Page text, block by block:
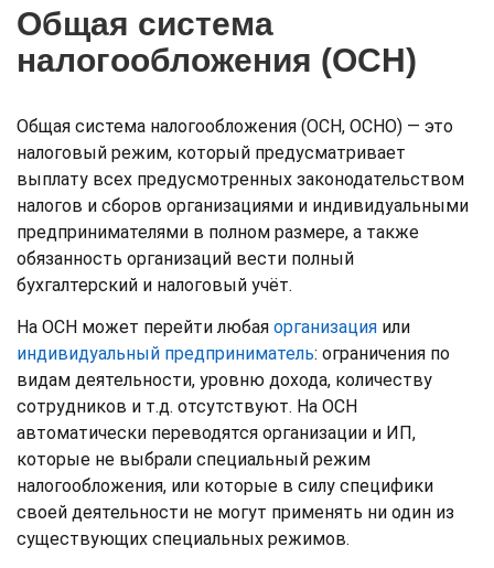
Общая система
налогообложения (ОСН)
Общая система налогообложения (ОСН, ОСНО) — это
налоговый режим, который предусматривает
выплату всех предусмотренных законодательством
налогов и сборов организациями и индивидуальными
предпринимателями в полном размере, а также
обязанность организаций вести полный
бухгалтерский и налоговый учёт.
На ОСН может перейти любая организация или
индивидуальный предприниматель: ограничения по
видам деятельности, уровню дохода, количеству
сотрудников и т.д. отсутствуют. На ОСН
автоматически переводятся организации и ИП,
которые не выбрали специальный режим
налогообложения, или которые в силу специфики
своей деятельности не могут применять ни один из
существующих специальных режимов.